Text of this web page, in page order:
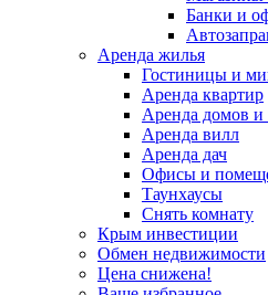
Банки и
Аренда жилья
Гостиницы и
Аренда квартир
Аренда домов и
Аренда вилл
Аренда дач
Офисы и
Таунхаусы
Снять комнату
Крым инвестиции
Обмен недвижимости
Цена снижена!